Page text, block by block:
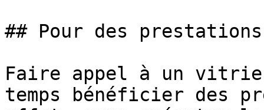
## Pour des
Faire appel à un
temps bénéficier des